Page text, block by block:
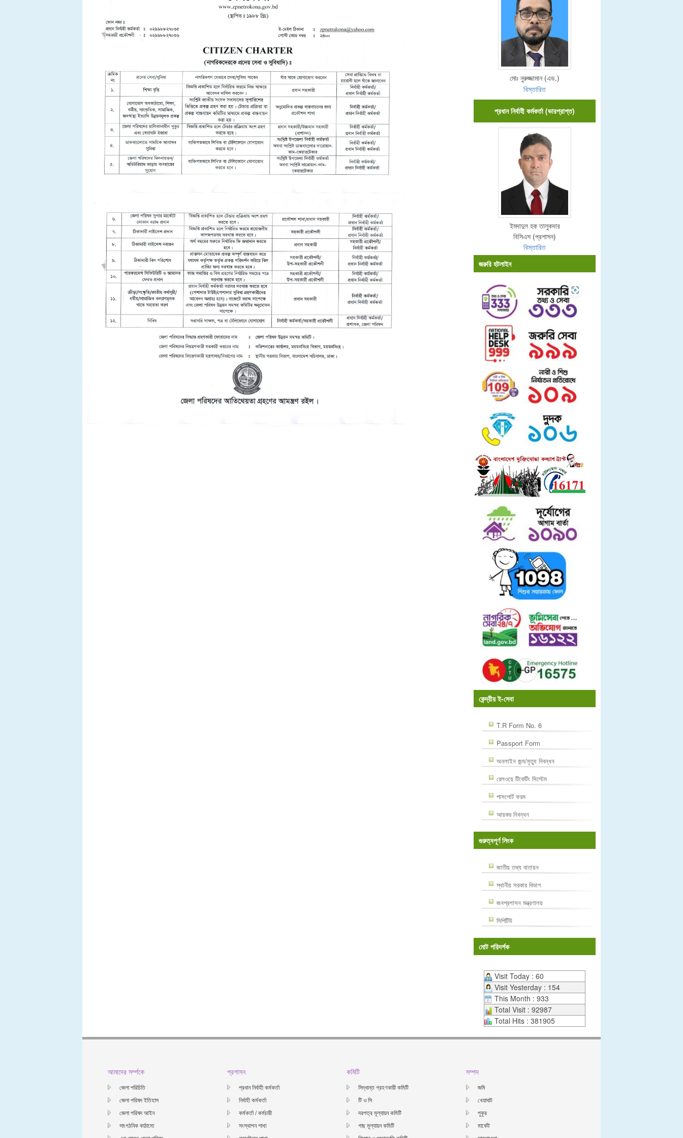
মোঃ নুরুজ্জামান (এড.)
বিস্তারিত
প্রধান নির্বাহী কর্মকর্তা (ভারপ্রাপ্ত)
ইমদাদুল হক তালুকদার
বিসিএস (প্রশাসন)
বিস্তারিত
জরুরি হটলাইন
কেন্দ্রীয় ই-সেবা
T.R Form No. 6
Passport Form
অনলাইন জন্ম/মৃত্যু নিবন্ধন
রেলওয়ে টিকেটিং সিস্টেম
পাসপোর্ট ফরম
আয়কর নিবন্ধন
গুরুত্বপূর্ণ লিংক
জাতীয় তথ্য বাতায়ন
স্থানীয় সরকার বিভাগ
জনপ্রশাসন মন্ত্রণালয়
সিপিটিউ
মোট পরিদর্শক
Visit Today : 60
Visit Yesterday : 154
This Month : 933
Total Visit : 92987
Total Hits : 381905
আমাদের সর্ম্পকে
জেলা পরিচিতি
জেলা পরিষদ ইতিহাস
জেলা পরিষদ আইন
সাংগঠনিক কাঠামো
প্রশাসন
প্রধান নির্বাহী কর্মকর্তা
নির্বাহী কর্মকর্তা
কর্মকর্তা / কর্মচারী
সংস্থাপন শাখা
কমিটি
সিদ্ধান্ত গ্রহণকারী কমিটি
টি ও সি
দরপত্র মূল্যায়ন কমিটি
গাছ মূল্যায়ন কমিটি
সম্পদ
জমি
খেয়াঘাট
পুকুর
মার্কেট